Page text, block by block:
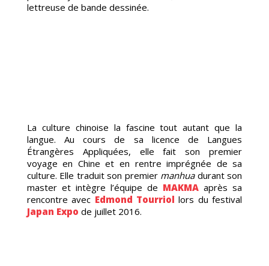
lettreuse de bande dessinée.
La culture chinoise la fascine tout autant que la
langue. Au cours de sa licence de Langues
Étrangères Appliquées, elle fait son premier
voyage en Chine et en rentre imprégnée de sa
culture. Elle traduit son premier manhuadurant son
master et intègre l’équipe de MAKMA après sa
rencontre avec Edmond Tourriol lors du festival
Japan Expo de juillet 2016.